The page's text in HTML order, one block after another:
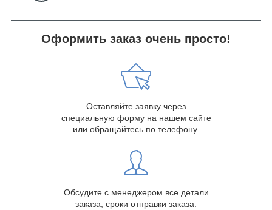
Оформить заказ очень просто!
Оставляйте заявку через
специальную форму на нашем сайте
или обращайтесь по телефону.
Обсудите с менеджером все детали
заказа, сроки отправки заказа.